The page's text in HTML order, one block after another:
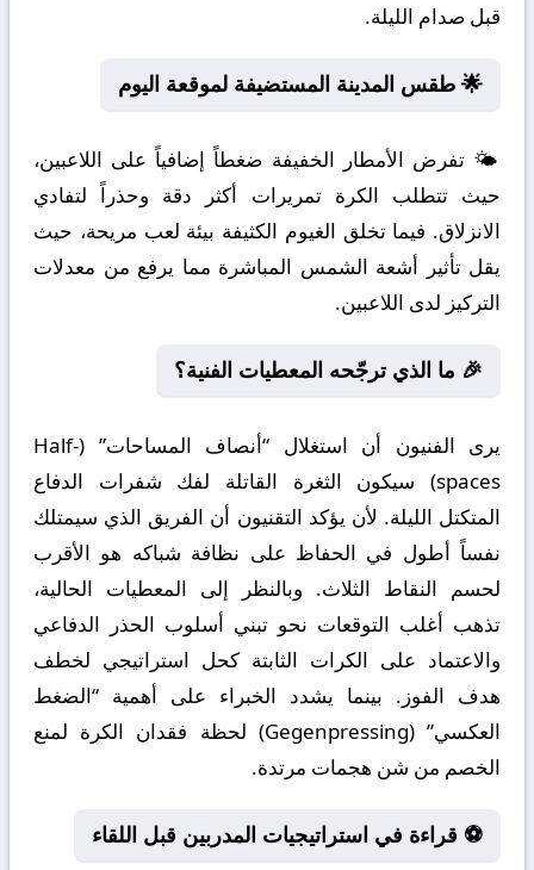
قبل صدام الليلة.
🌟 طقس المدينة المستضيفة لموقعة اليوم
🌤️ تفرض الأمطار الخفيفة ضغطاً إضافياً على اللاعبين،
حيث تتطلب الكرة تمريرات أكثر دقة وحذراً لتفادي
الانزلاق. فيما تخلق الغيوم الكثيفة بيئة لعب مريحة، حيث
يقل تأثير أشعة الشمس المباشرة مما يرفع من معدلات
التركيز لدى اللاعبين.
🎉 ما الذي ترجّحه المعطيات الفنية؟
يرى الفنيون أن استغلال “أنصاف المساحات” (Half-
spaces) سيكون الثغرة القاتلة لفك شفرات الدفاع
المتكتل الليلة. لأن يؤكد التقنيون أن الفريق الذي سيمتلك
نفساً أطول في الحفاظ على نظافة شباكه هو الأقرب
لحسم النقاط الثلاث. وبالنظر إلى المعطيات الحالية،
تذهب أغلب التوقعات نحو تبني أسلوب الحذر الدفاعي
والاعتماد على الكرات الثابتة كحل استراتيجي لخطف
هدف الفوز. بينما يشدد الخبراء على أهمية “الضغط
العكسي” (Gegenpressing) لحظة فقدان الكرة لمنع
الخصم من شن هجمات مرتدة.
⚽ قراءة في استراتيجيات المدربين قبل اللقاء